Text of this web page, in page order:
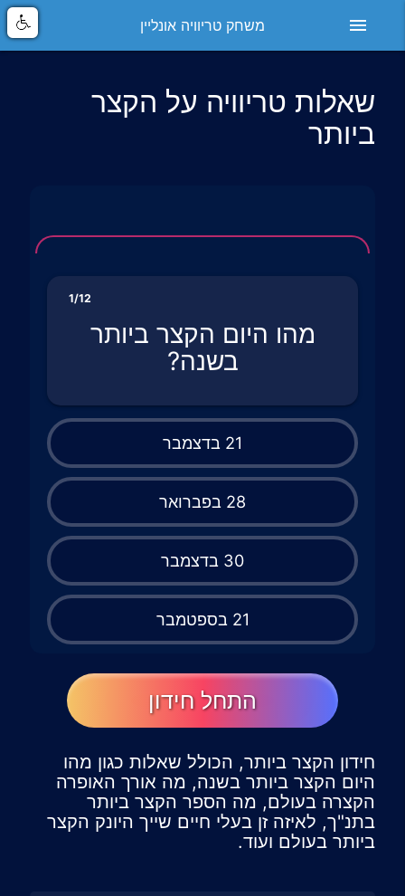
menu משחק טריוויה אונליין
שאלות טריוויה על הקצר
ביותר
1/12
מהו היום הקצר ביותר
בשנה?
21 בדצמבר
28 בפברואר
30 בדצמבר
21 בספטמבר
התחל חידון
חידון הקצר ביותר, הכולל שאלות כגון מהו
היום הקצר ביותר בשנה, מה אורך האופרה
הקצרה בעולם, מה הספר הקצר ביותר
בתנ"ך, לאיזה זן בעלי חיים שייך היונק הקצר
ביותר בעולם ועוד.